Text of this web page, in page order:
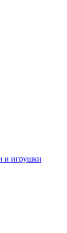
и игрушки